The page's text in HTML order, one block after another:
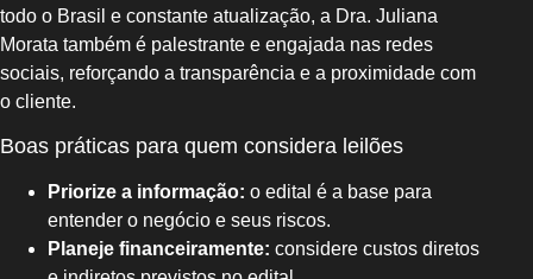
todo o Brasil e constante atualização, a Dra. Juliana
Morata também é palestrante e engajada nas redes
sociais, reforçando a transparência e a proximidade com
o cliente.
Boas práticas para quem considera leilões
Priorize a informação: o edital é a base para
entender o negócio e seus riscos.
Planeje financeiramente: considere custos diretos